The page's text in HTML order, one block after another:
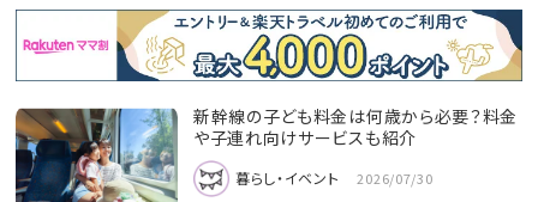
新幹線の子ども料金は何歳から必要？料金
や子連れ向けサービスも紹介
暮らし・イベント 2026/07/30